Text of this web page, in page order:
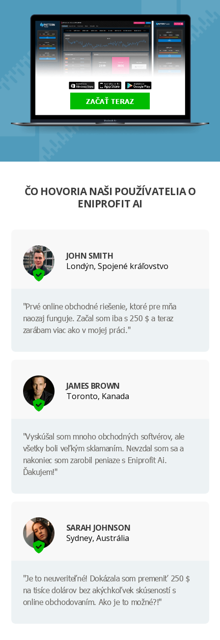
ZAČAŤ TERAZ
ČO HOVORIA NAŠI POUŽÍVATELIA O
ENIPROFIT AI
JOHN SMITH
Londýn, Spojené kráľovstvo
"Prvé online obchodné riešenie, ktoré pre mňa
naozaj funguje. Začal som iba s 250 $ a teraz
zarábam viac ako v mojej práci."
JAMES BROWN
Toronto, Kanada
"Vyskúšal som mnoho obchodných softvérov, ale
všetky boli veľkým sklamaním. Nevzdal som sa a
nakoniec som zarobil peniaze s Eniprofit Ai.
Ďakujem!"
SARAH JOHNSON
Sydney, Austrália
"Je to neuveriteľné! Dokázala som premeniť 250 $
na tisíce dolárov bez akýchkoľvek skúseností s
online obchodovaním. Ako je to možné?!"